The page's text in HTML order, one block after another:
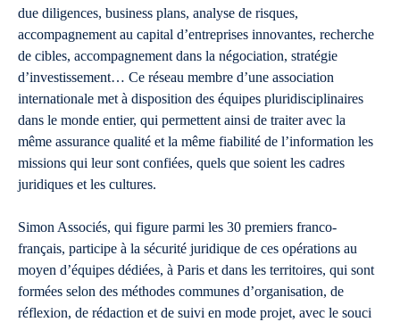
due diligences, business plans, analyse de risques,
accompagnement au capital d’entreprises innovantes, recherche
de cibles, accompagnement dans la négociation, stratégie
d’investissement… Ce réseau membre d’une association
internationale met à disposition des équipes pluridisciplinaires
dans le monde entier, qui permettent ainsi de traiter avec la
même assurance qualité et la même fiabilité de l’information les
missions qui leur sont confiées, quels que soient les cadres
juridiques et les cultures.
Simon Associés, qui figure parmi les 30 premiers franco-
français, participe à la sécurité juridique de ces opérations au
moyen d’équipes dédiées, à Paris et dans les territoires, qui sont
formées selon des méthodes communes d’organisation, de
réflexion, de rédaction et de suivi en mode projet, avec le souci